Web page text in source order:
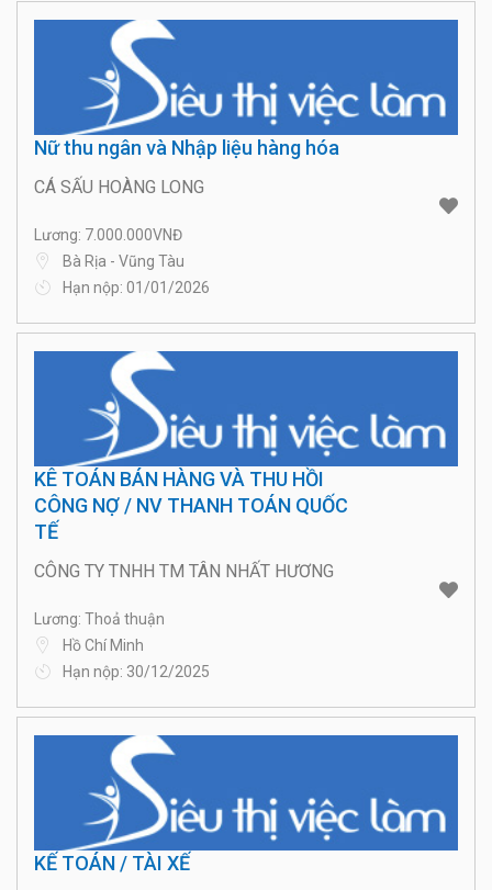
Nữ thu ngân và Nhập liệu hàng hóa
CÁ SẤU HOÀNG LONG
Lương: 7.000.000VNĐ
Bà Rịa - Vũng Tàu
Hạn nộp: 01/01/2026
KÊ TOÁN BÁN HÀNG VÀ THU HỒI
CÔNG NỢ / NV THANH TOÁN QUỐC
TẾ
CÔNG TY TNHH TM TÂN NHẤT HƯƠNG
Lương: Thoả thuận
Hồ Chí Minh
Hạn nộp: 30/12/2025
KẾ TOÁN / TÀI XẾ